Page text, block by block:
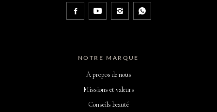
NOTRE MARQUE
À propos de nous
Missions et valeurs
Conseils beauté